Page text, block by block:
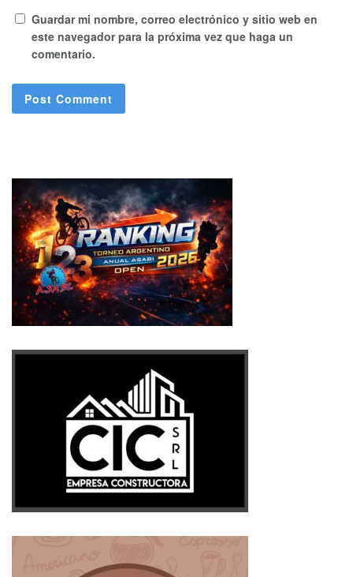
Guardar mi nombre, correo electrónico y sitio web en
este navegador para la próxima vez que haga un
comentario.